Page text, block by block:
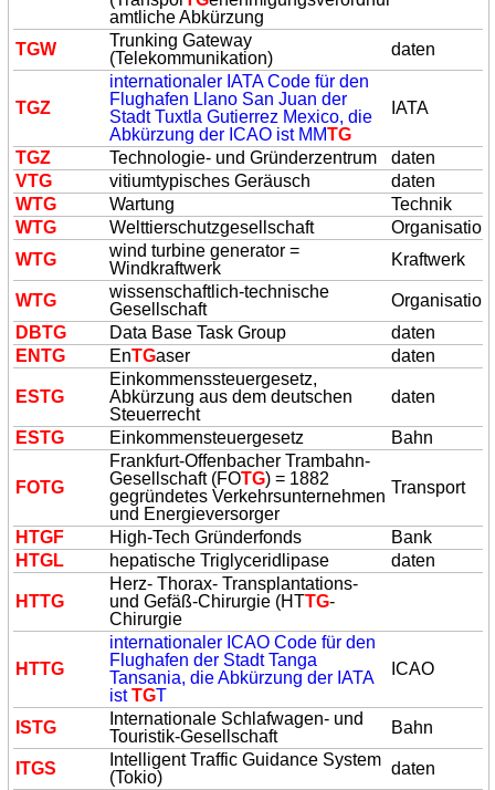
amtliche Abkürzung
TGW
Trunking Gateway
(Telekommunikation)
daten
TGZ
internationaler IATA Code für den
Flughafen Llano San Juan der
Stadt Tuxtla Gutierrez Mexico, die
Abkürzung der ICAO ist MMTG
IATA
TGZ Technologie- und Gründerzentrum
daten
VTG vitiumtypisches Geräusch
daten
WTG Wartung
Technik
WTG Welttierschutzgesellschaft
Organisation
WTG
wind turbine generator =
Windkraftwerk
Kraftwerk
WTG
wissenschaftlich-technische
Gesellschaft
Organisation
DBTG Data Base Task Group
daten
ENTG EnTGaser daten
ESTG
Einkommenssteuergesetz,
Abkürzung aus dem deutschen
Steuerrecht
daten
ESTG Einkommensteuergesetz Bahn
FOTG
Frankfurt-Offenbacher Trambahn-
Gesellschaft (FOTG) = 1882
gegründetes Verkehrsunternehmen
und Energieversorger
Transport
HTGF High-Tech Gründerfonds
Bank
HTGL hepatische Triglyceridlipase daten
HTTG
Herz- Thorax- Transplantations-
und Gefäß-Chirurgie (HTTG-
Chirurgie
HTTG
internationaler ICAO Code für den
Flughafen der Stadt Tanga
Tansania, die Abkürzung der IATA
istTGT
ICAO
ISTG
Internationale Schlafwagen- und
Touristik-Gesellschaft
Bahn
ITGS
Intelligent Traffic Guidance System
(Tokio)
daten